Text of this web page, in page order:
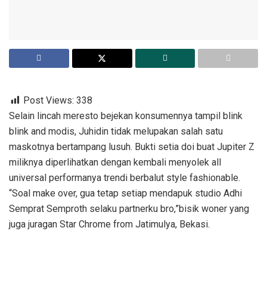
Post Views: 338
Selain lincah meresto bejekan konsumennya tampil blink
blink and modis, Juhidin tidak melupakan salah satu
maskotnya bertampang lusuh. Bukti setia doi buat Jupiter Z
miliknya diperlihatkan dengan kembali menyolek all
universal performanya trendi berbalut style fashionable.
“Soal make over, gua tetap setiap mendapuk studio Adhi
Semprat Semproth selaku partnerku bro,”bisik woner yang
juga juragan Star Chrome from Jatimulya, Bekasi.